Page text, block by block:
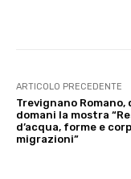
ARTICOLO PRECEDENTE
Trevignano Romano,
domani la mostra
d’acqua, forme e
migrazioni”